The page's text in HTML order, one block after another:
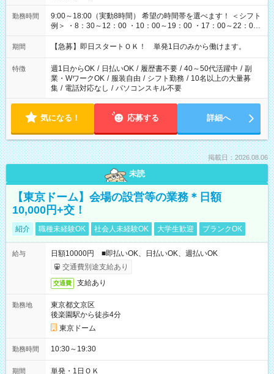
勤務時間
9:00～18:00（実動8時間） 希望の時間帯を選べます！ ＜シフト
例＞ ・8：30～12：00 ・10：00～19：00 ・17：00～22：00
・13：00～22：00 ・22：00～翌6：00 など
期間 【急募】即日スタートＯＫ！ 単発1日のみから働けます。
特徴 週1日からOK / 日払いOK / 履歴書不要 / 40～50代活躍中 / 副
業・WワークOK / 服装自由 / シフト勤務 / 10名以上の大量募
集 / 電話対応なし / パソコンスキル不要
気になる！ 応募する 詳細へ
掲載日：2026.08.06
未読
【東京ドーム】会場の設営等の業務＊日額
10,000円+交！
紹介 職種未経験OK 社会人未経験OK 大学生歓迎 ブランクOK
給与
日額10000円 ■即払いOK、日払いOK、週払いOK
交通費別途支給あり
交通費 支給あり
勤務地
東京都文京区
後楽園駅から徒歩4分
東京ドーム
勤務時間 10:30～19:30
期間 単発・1日ＯＫ